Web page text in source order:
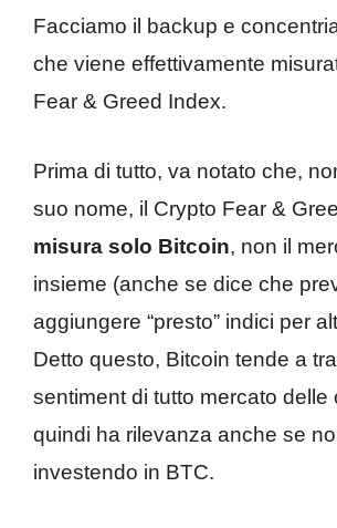
Facciamo il backup e
che viene effettivamente
Fear & Greed Index.
Prima di tutto, va notato che,
suo nome, il Crypto Fear &
misura solo Bitcoin, non il
insieme (anche se dice che
aggiungere “presto” indici per
Detto questo, Bitcoin tende a
sentiment di tutto mercato delle
quindi ha rilevanza anche se
investendo in BTC.